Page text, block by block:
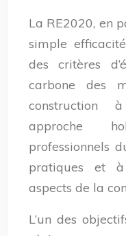
La RE2020, en
simple
des critères
carbone des
construction
approche
professionnels
pratiques et
aspects de la
L’un des